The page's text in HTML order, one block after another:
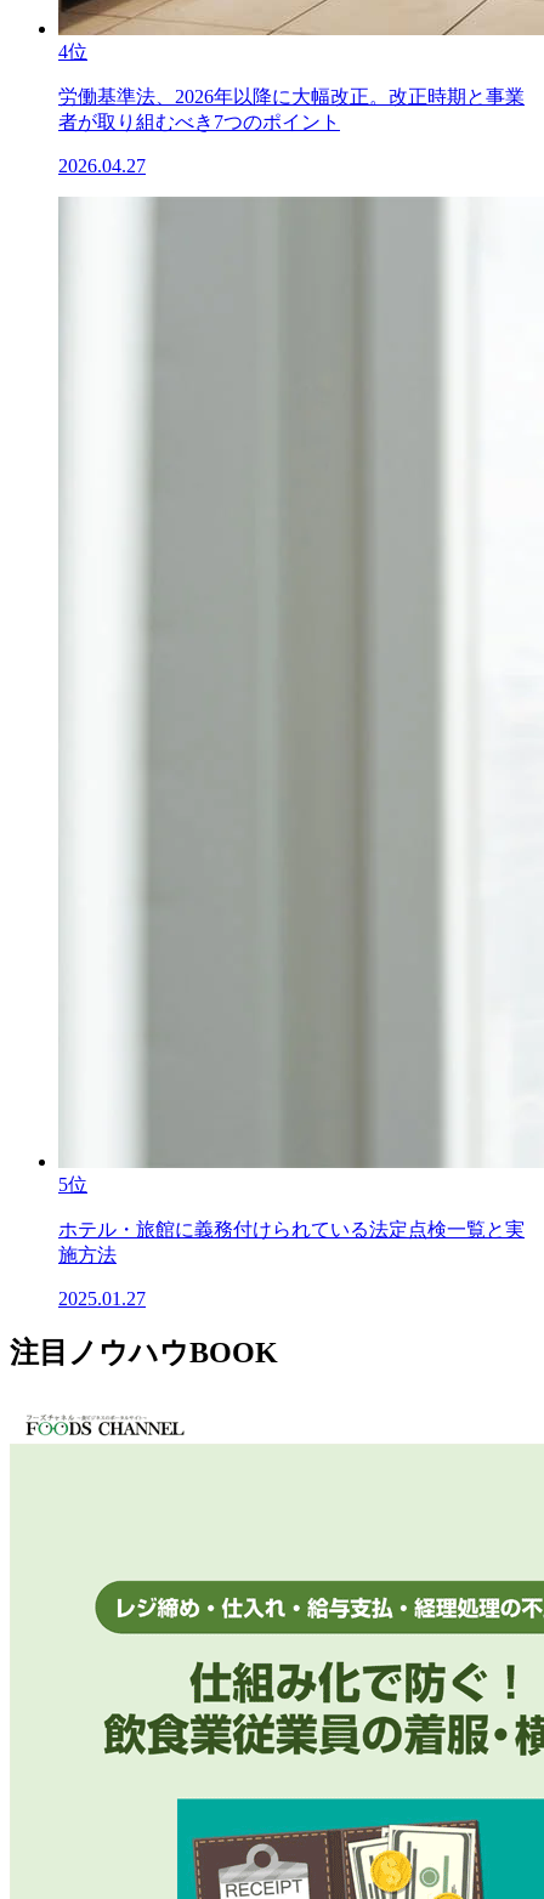
4位
労働基準法、2026年以降に大幅改正。改正時期と事業
者が取り組むべき7つのポイント
2026.04.27
5位
ホテル・旅館に義務付けられている法定点検一覧と実
施方法
2025.01.27
注目ノウハウBOOK